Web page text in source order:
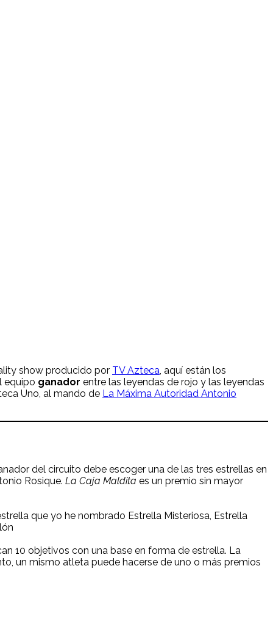
show producido por TV Azteca , aquí están los
equipo ganador entre las leyendas de rojo y las leyendas
Uno, al mando de La Máxima Autoridad Antonio
del circuito debe escoger una de las tres estrellas en
Rosique. La Caja Maldita es un premio sin mayor
que yo he nombrado Estrella Misteriosa, Estrella
10 objetivos con una base en forma de estrella. La
un mismo atleta puede hacerse de uno o más premios